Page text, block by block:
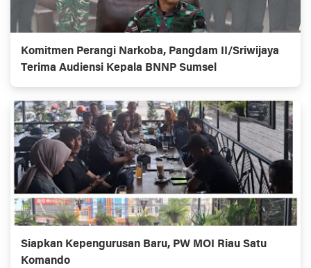
Komitmen Perangi Narkoba, Pangdam II/Sriwijaya
Terima Audiensi Kepala BNNP Sumsel
Siapkan Kepengurusan Baru, PW MOI Riau Satu
Komando